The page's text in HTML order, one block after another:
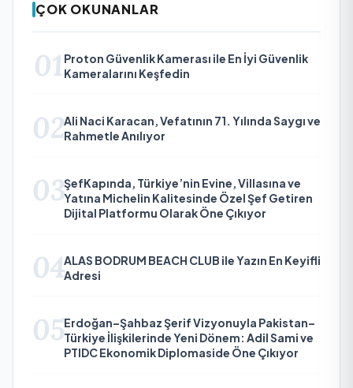
ÇOK OKUNANLAR
01 Proton Güvenlik Kamerası ile En İyi Güvenlik
Kameralarını Keşfedin
02Ali Naci Karacan, Vefatının 71. Yılında Saygı ve
Rahmetle Anılıyor
03ŞefKapında, Türkiye’nin Evine, Villasına ve
Yatına Michelin Kalitesinde Özel Şef Getiren
Dijital Platformu Olarak Öne Çıkıyor
04ALAS BODRUM BEACH CLUB ile Yazın En Keyifli
Adresi
05Erdoğan–Şahbaz Şerif Vizyonuyla Pakistan–
Türkiye İlişkilerinde Yeni Dönem: Adil Sami ve
PTIDC Ekonomik Diplomaside Öne Çıkıyor